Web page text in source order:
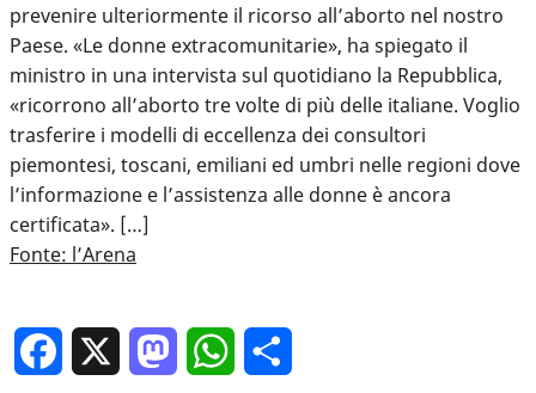
prevenire ulteriormente il ricorso all’aborto nel nostro
Paese. «Le donne extracomunitarie», ha spiegato il
ministro in una intervista sul quotidiano la Repubblica,
«ricorrono all’aborto tre volte di più delle italiane. Voglio
trasferire i modelli di eccellenza dei consultori
piemontesi, toscani, emiliani ed umbri nelle regioni dove
l’informazione e l’assistenza alle donne è ancora
certificata». […]
Fonte: l’Arena
Facebook MastodonWhatsApp